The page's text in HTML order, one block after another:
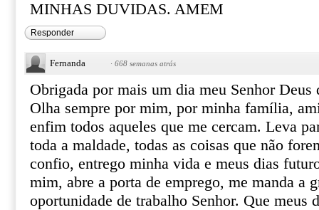
MINHAS DUVIDAS. AMEM
Responder
Fernanda · 668 semanas atrás
Obrigada por mais um dia meu Senhor
Olha sempre por mim, por minha família,
enfim todos aqueles que me cercam. Leva
toda a maldade, todas as coisas que não
confio, entrego minha vida e meus dias
mim, abre a porta de emprego, me manda a
oportunidade de trabalho Senhor. Que meus